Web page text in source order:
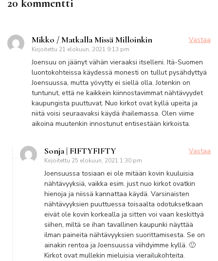
20 kommentti
Mikko / Matkalla Missä Milloinkin
Kirjoitettu 21 elokuun, 2021 9:13 pm
Vastaa
Joensuu on jäänyt vähän vieraaksi itselleni. Itä-Suomen
luontokohteissa käydessä monesti on tullut pysähdyttyä
Joensuussa, mutta yövytty ei siellä olla. Jotenkin on
tuntunut, että ne kaikkein kiinnostavimmat nähtävyydet
kaupungista puuttuvat. Nuo kirkot ovat kyllä upeita ja
niitä voisi seuraavaksi käydä ihailemassa. Olen viime
aikoina muutenkin innostunut entisestään kirkoista.
Sonja | FIFTYFIFTY
Kirjoitettu 25 elokuun, 2021 1:30 pm
Vastaa
Joensuussa tosiaan ei ole mitään kovin kuuluisia
nähtävyyksiä, vaikka esim. just nuo kirkot ovatkin
hienoja ja niissä kannattaa käydä. Varsinaisten
nähtävyyksien puuttuessa toisaalta odotuksetkaan
eivät ole kovin korkealla ja sitten voi vaan keskittyä
siihen, miltä se ihan tavallinen kaupunki näyttää
ilman paineita nähtävyyksien suorittamisesta. Se on
ainakin rentoa ja Joensuussa viihdyimme kyllä. 🙂
Kirkot ovat mullekin mieluisia vierailukohteita.